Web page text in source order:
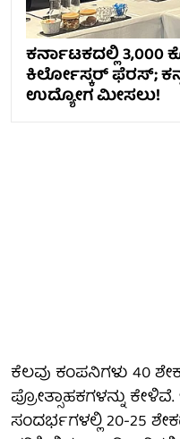
ಕರ್ನಾಟಕದಲ್ಲಿ
ಕಿರ್ಲೋಸ್ಕರ್ ಫೆರಸ್;
ಉದ್ಯೋಗ ಮೀಸಲು!
ಕೆಲವು ಕಂಪನಿಗಳು 40
ಪ್ರೋತ್ಸಾಹಕಗಳನ್ನು
ಸಂದರ್ಭಗಳಲ್ಲಿ 20-25